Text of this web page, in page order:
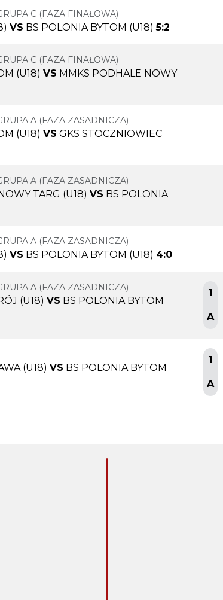
C (FAZA FINAŁOWA)
VS BS POLONIA BYTOM (U18) 5:2
C (FAZA FINAŁOWA)
(U18) VS MMKS PODHALE NOWY
A (FAZA ZASADNICZA)
(U18) VS GKS STOCZNIOWIEC
A (FAZA ZASADNICZA)
TARG (U18) VS BS POLONIA
A (FAZA ZASADNICZA)
VS BS POLONIA BYTOM (U18) 4:0
A (FAZA ZASADNICZA)
(U18) VS BS POLONIA BYTOM
1
A
(U18) VS BS POLONIA BYTOM
1
A